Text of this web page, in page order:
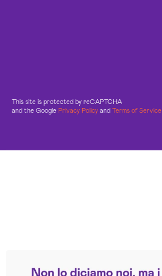
This site is protected by reCAPTCHA
and the Google Privacy Policy and Terms of Service
Trustpilot